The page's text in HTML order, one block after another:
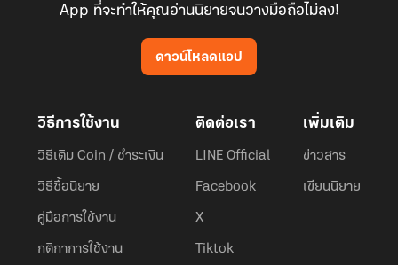
App ที่จะทำให้คุณอ่านนิยายจนวางมือถือไม่ลง!
ดาวน์โหลดแอป
วิธีการใช้งาน
วิธีเติม Coin / ชำระเงิน
วิธีซื้อนิยาย
คู่มือการใช้งาน
กติกาการใช้งาน
ติดต่อเรา
LINE Official
Facebook
X
Tiktok
เพิ่มเติม
ข่าวสาร
เขียนนิยาย